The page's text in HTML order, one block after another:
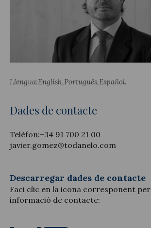
Actualitat jurídica
Llengua:English Português Español
Dades de contacte
Telèfon:+34 91 700 21 00
javier.gomez@todanelo.com
Descarregar dades de contacte
Faci clic en la icona corresponent
informació de contacte: